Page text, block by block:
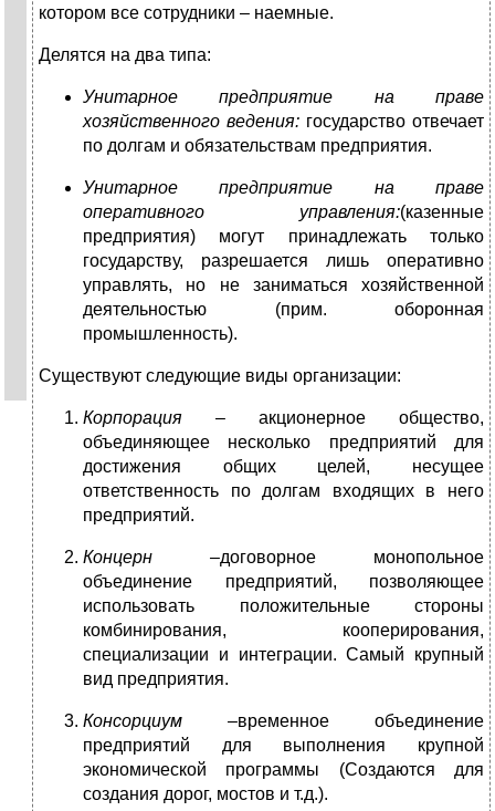
котором все сотрудники – наемные.
Делятся на два типа:
Унитарное предприятие на праве
хозяйственного ведения: государство отвечает
по долгам и обязательствам предприятия.
Унитарное предприятие на праве
оперативного управления:(казенные
предприятия) могут принадлежать только
государству, разрешается лишь оперативно
управлять, но не заниматься хозяйственной
деятельностью (прим. оборонная
промышленность).
Существуют следующие виды организации:
Корпорация – акционерное общество,
объединяющее несколько предприятий для
достижения общих целей, несущее
ответственность по долгам входящих в него
предприятий.
Концерн –договорное монопольное
объединение предприятий, позволяющее
использовать положительные стороны
комбинирования, кооперирования,
специализации и интеграции. Самый крупный
вид предприятия.
Консорциум –временное объединение
предприятий для выполнения крупной
экономической программы (Создаются для
создания дорог, мостов и т.д.).